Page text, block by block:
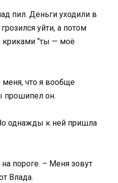
пил. Деньги уходили в
уйти, а потом
криками “ты — моё
что я вообще
прошипел он.
однажды к ней пришла
пороге. – Меня зовут
Влада.